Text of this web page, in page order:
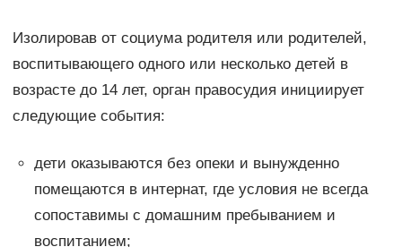
Изолировав от социума родителя или родителей,
воспитывающего одного или несколько детей в
возрасте до 14 лет, орган правосудия инициирует
следующие события:
дети оказываются без опеки и вынужденно
помещаются в интернат, где условия не всегда
сопоставимы с домашним пребыванием и
воспитанием;